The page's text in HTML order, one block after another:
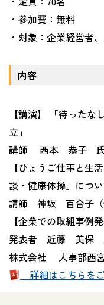
・参加費：無料
・対象：企業経営者
内容
【講演】 「待った
立」
講師 西本 恭子 氏
【ひょうご仕事と生
談・健康体操」につ
講師 神坂 百合子（
【企業での取組事例発
発表者 近藤 美保
株式会社 人事部西宮
詳細はこちらを